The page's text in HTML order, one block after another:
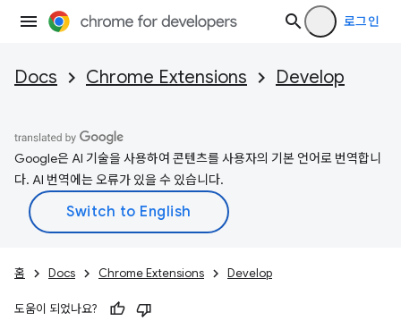
로그인
Docs Chrome Extensions Develop
Google은 AI 기술을 사용하여 콘텐츠를 사용자의 기본 언어로 번역합니
다. AI 번역에는 오류가 있을 수 있습니다.
홈 Docs Chrome Extensions Develop
도움이 되었나요?